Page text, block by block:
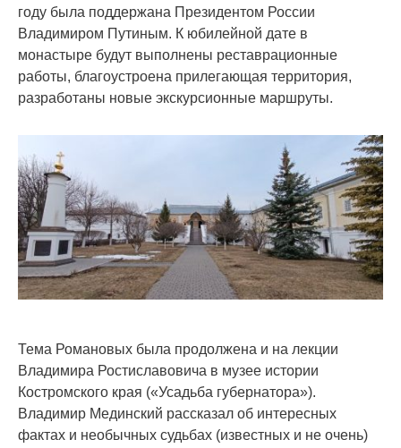
году была поддержана Президентом России
Владимиром Путиным. К юбилейной дате в
монастыре будут выполнены реставрационные
работы, благоустроена прилегающая территория,
разработаны новые экскурсионные маршруты.
Тема Романовых была продолжена и на лекции
Владимира Ростиславовича в музее истории
Костромского края («Усадьба губернатора»).
Владимир Мединский рассказал об интересных
фактах и необычных судьбах (известных и не очень)